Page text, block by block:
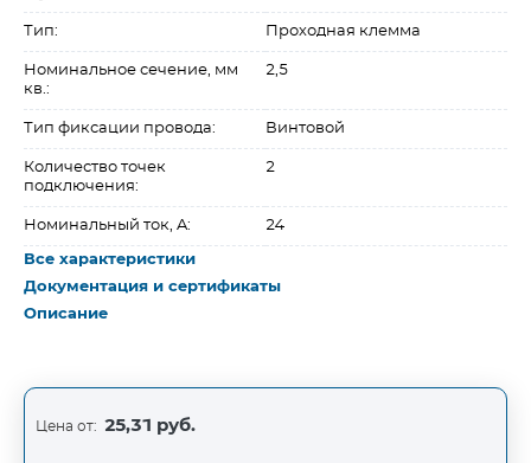
Тип: Проходная клемма
Номинальное сечение, мм
кв.:
2,5
Тип фиксации провода: Винтовой
Количество точек
подключения:
2
Номинальный ток, A: 24
Все характеристики
Документация и сертификаты
Описание
Цена от: 25,31 руб.